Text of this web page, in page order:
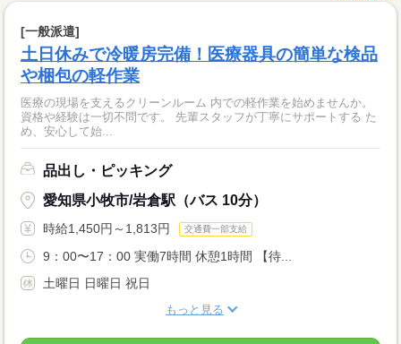
[一般派遣]
土日休みで冷暖房完備！医療器具の簡単な検品
や梱包の軽作業
医療の現場を支えるクリーンルーム 内での軽作業を始めませんか。
資格や経験は一切不問です。 先輩スタッフが丁寧にサポートする た
め、安心して始...
品出し・ピッキング
愛知県小牧市/岩倉駅（バス 10分）
時給1,450円～1,813円 交通費一部支給
9：00〜17：00 実働7時間 休憩1時間 【待...
土曜日 日曜日 祝日
もっと見る